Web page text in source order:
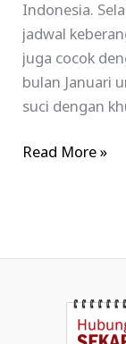
Indonesia.
jadwal
juga cocok
bulan Januari
suci dengan
Read More »